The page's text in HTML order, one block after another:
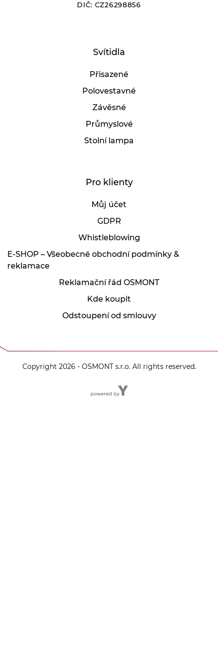
DIČ: CZ26298856
Svítidla
Přisazené
Polovestavné
Závěsné
Průmyslové
Stolní lampa
Pro klienty
Můj účet
GDPR
Whistleblowing
E-SHOP – Všeobecné obchodní podmínky &
reklamace
Reklamační řád OSMONT
Kde koupit
Odstoupení od smlouvy
Copyright 2026 - OSMONT s.r.o. All rights reserved.